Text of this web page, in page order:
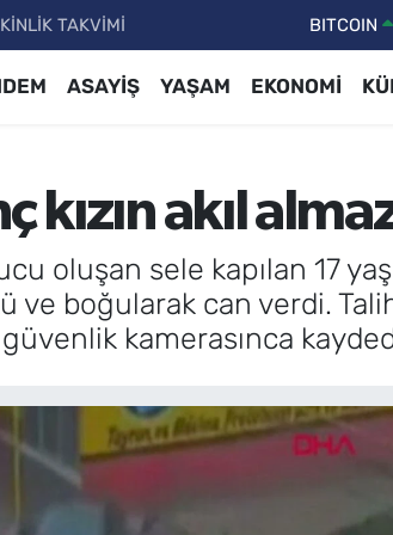
TAKVİMİ DOLAR
ASAYİŞ YAŞAM EKONOMİ
kızın akıl
oluşan sele kapılan 17
boğularak can verdi.
kamerasınca